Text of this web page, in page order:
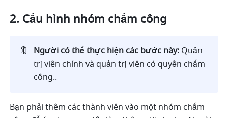
Cấu hình nhóm chấm công
🔖 Người có thể thực hiện các bước này: Quản
trị viên chính và quản trị viên có quyền chấm
công..
Bạn phải thêm các thành viên vào một nhóm chấm